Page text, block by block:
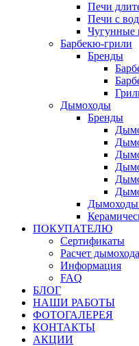
Печи
Печи с
Чугунные
Барбекю-грили
Бренды
Дымоходы
Бренды
Дымоходы
ПОКУПАТЕЛЮ
Сертификаты
Расчет
Информация
FAQ
БЛОГ
НАШИ РАБОТЫ
ФОТОГАЛЕРЕЯ
КОНТАКТЫ
АКЦИИ